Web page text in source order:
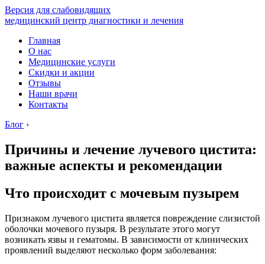
Версия для слабовидящих
медицинский центр диагностики и лечения
Главная
О нас
Медицинские услуги
Скидки и акции
Отзывы
Наши врачи
Контакты
Блог ›
Причины и лечение лучевого цистита:
важные аспекты и рекомендации
Что происходит с мочевым пузырем
Признаком лучевого цистита является повреждение слизистой
оболочки мочевого пузыря. В результате этого могут
возникать язвы и гематомы. В зависимости от клинических
проявлений выделяют несколько форм заболевания: